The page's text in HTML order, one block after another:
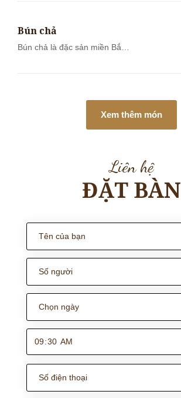
Bún chả
Bún chả là đặc sản miền Bắc
Xem thêm món
Liên hệ
ĐẶT BÀN